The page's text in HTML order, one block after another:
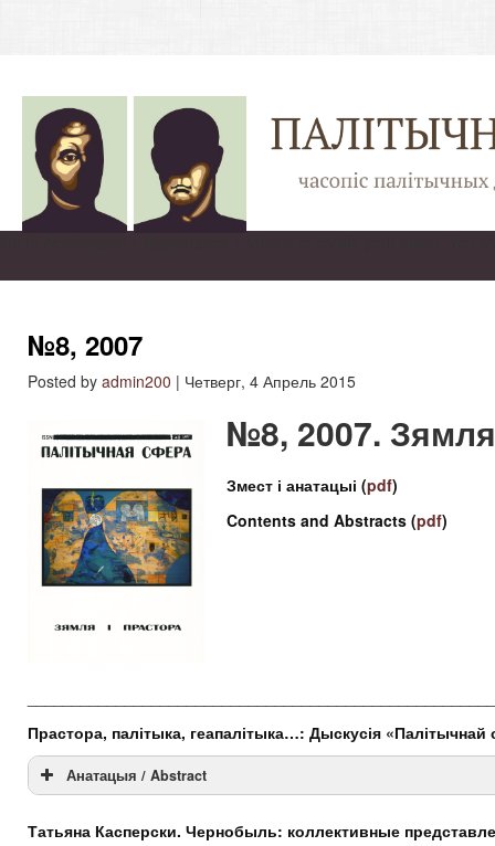
№8, 2007
Posted by admin200 | Четверг, 4 Апрель 2015
№8, 2007. Зямля
Змест і анатацыі (pdf)
Contents and Abstracts (pdf)
Прастора, палітыка, геапалітыка…: Дыскусія
Анатацыя / Abstract
Татьяна Касперски. Чернобыль: коллективные